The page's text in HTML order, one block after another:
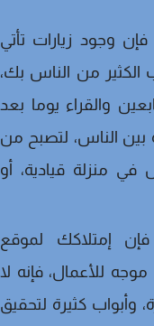
وجود زيارات تأتي
من الناس بك،
والقراء يوما بعد
الناس، لتصبح من
قيادية، أو
إمتلاكك لموقع
للأعمال، فإنه لا
كثيرة لتحقيق